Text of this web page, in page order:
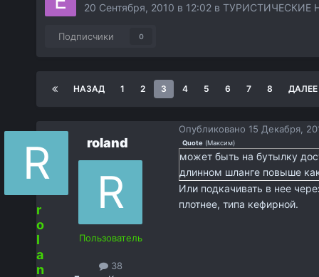
20 Сентября, 2010 в 12:02 вТУРИСТИЧЕСКИЕ
Подписчики 0
НАЗАД 1 2 3 4 5 6 7 8 ДАЛЕЕ
r
o
l
a
n
roland
Пользователь
38
Опубликовано15 Декабря,
Quote (Максим)
может быть на бутылку
длинном шланге повыше
Или подкачивать в нее
плотнее, типа кефирной.